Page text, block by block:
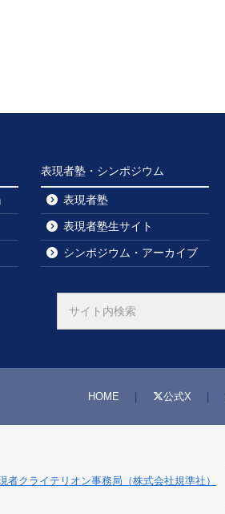
表現者塾・シンポジウム
表現者塾
表現者塾生サイト
シンポジウム・アーカイブ
HOME 公式X
者クライテリオン事務局（株式会社規準社）